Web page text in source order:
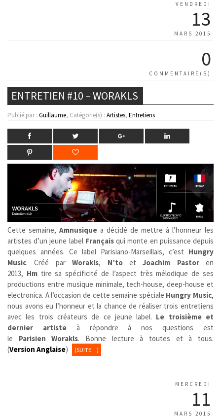
VENDREDI
13
MARS 2015
0
COMMENTAIRE(S)
ENTRETIEN #10 – WORAKLS
Publié par : Guillaume, Catégorie(s) : Artistes, Entretiens
Cette semaine, Amnusique a décidé de mettre à l’honneur les
artistes d’un jeune label Françaisqui monte en puissance depuis
quelques années. Ce label Parisiano-Marseillais, c’est Hungry
Music. Créé parWorakls, N’toetJoachim Pastor en
2013, Hmtire sa spécificité de l’aspect très mélodique de ses
productions entre musique minimale, tech-house, deep-house et
electronica. A l’occasion de cette semaine spéciale Hungry Music,
nous avons eu l’honneur et la chance de réaliser trois entretiens
avec les trois créateurs de ce jeune label. Le troisième et
dernier artisteà répondre à nos questions est
le Parisien Worakls. Bonne lecture à toutes et à tous.
(Version Anglaise) (SUITE…)
MERCREDI
11
MARS 2015